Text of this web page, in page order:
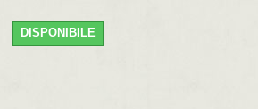
DISPONIBILE